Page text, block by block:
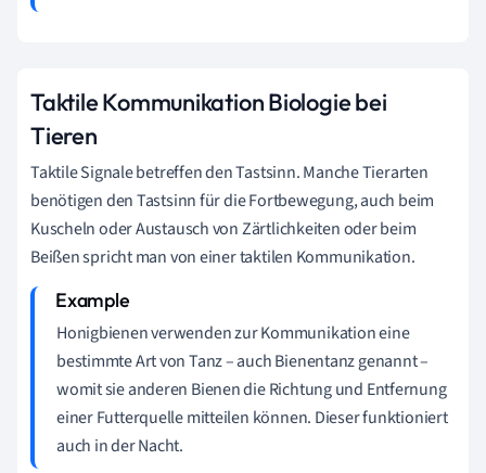
Taktile Kommunikation Biologie bei
Tieren
Taktile Signale betreffen den Tastsinn. Manche Tierarten
benötigen den Tastsinn für die Fortbewegung, auch beim
Kuscheln oder Austausch von Zärtlichkeiten oder beim
Beißen spricht man von einer taktilen Kommunikation.
Honigbienen verwenden zur Kommunikation eine
bestimmte Art von Tanz – auch Bienentanz genannt–
womit sie anderen Bienen die Richtung und Entfernung
einer Futterquelle mitteilen können. Dieser funktioniert
auch in der Nacht.